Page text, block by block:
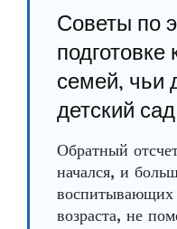
Советы по
семей, чьи
детский сад
Обратный
начался, и
воспитывающих
возраста, не